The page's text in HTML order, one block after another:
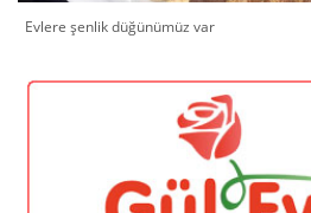
Evlere şenlik düğünümüz var